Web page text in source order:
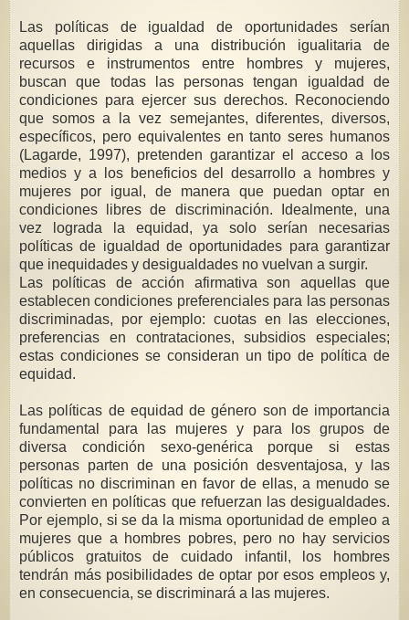
Las políticas de igualdad de oportunidades serían
aquellas dirigidas a una distribución igualitaria de
recursos e instrumentos entre hombres y mujeres,
buscan que todas las personas tengan igualdad de
condiciones para ejercer sus derechos. Reconociendo
que somos a la vez semejantes, diferentes, diversos,
específicos, pero equivalentes en tanto seres humanos
(Lagarde, 1997), pretenden garantizar el acceso a los
medios y a los beneficios del desarrollo a hombres y
mujeres por igual, de manera que puedan optar en
condiciones libres de discriminación. Idealmente, una
vez lograda la equidad, ya solo serían necesarias
políticas de igualdad de oportunidades para garantizar
que inequidades y desigualdades no vuelvan a surgir.
Las políticas de acción afirmativa son aquellas que
establecen condiciones preferenciales para las personas
discriminadas, por ejemplo: cuotas en las elecciones,
preferencias en contrataciones, subsidios especiales;
estas condiciones se consideran un tipo de política de
equidad.
Las políticas de equidad de género son de importancia
fundamental para las mujeres y para los grupos de
diversa condición sexo-genérica porque si estas
personas parten de una posición desventajosa, y las
políticas no discriminan en favor de ellas, a menudo se
convierten en políticas que refuerzan las desigualdades.
Por ejemplo, si se da la misma oportunidad de empleo a
mujeres que a hombres pobres, pero no hay servicios
públicos gratuitos de cuidado infantil, los hombres
tendrán más posibilidades de optar por esos empleos y,
en consecuencia, se discriminará a las mujeres.